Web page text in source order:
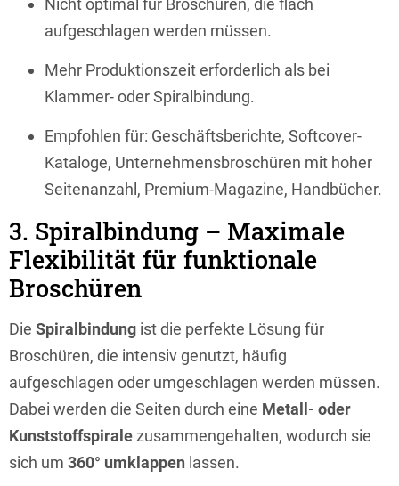
aufgeschlagen werden müssen.
Mehr Produktionszeit erforderlich als bei
Klammer- oder Spiralbindung.
Empfohlen für: Geschäftsberichte, Softcover-
Kataloge, Unternehmensbroschüren mit hoher
Seitenanzahl, Premium-Magazine, Handbücher.
3. Spiralbindung – Maximale
Flexibilität für funktionale
Broschüren
Die Spiralbindung ist die perfekte Lösung für
Broschüren, die intensiv genutzt, häufig
aufgeschlagen oder umgeschlagen werden müssen.
Dabei werden die Seiten durch eine Metall- oder
Kunststoffspiralezusammengehalten, wodurch sie
sich um 360° umklappen lassen.